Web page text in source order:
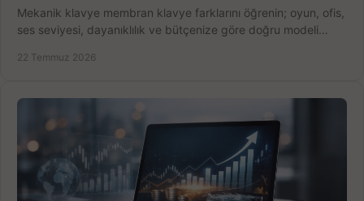
Mekanik klavye membran klavye farklarını öğrenin; oyun, ofis,
ses seviyesi, dayanıklılık ve bütçenize göre doğru modeli
22 Temmuz 2026